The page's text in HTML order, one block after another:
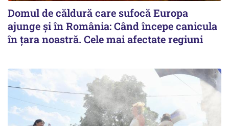
Domul de căldură care sufocă Europa
ajunge și în România: Când începe canicula
în țara noastră. Cele mai afectate regiuni